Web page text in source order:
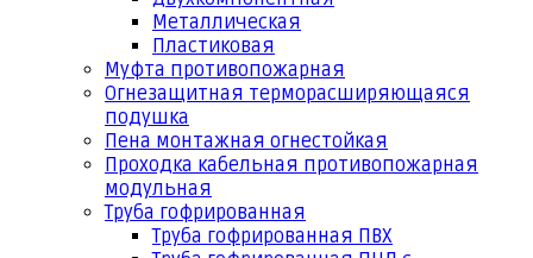
Металлическая
Пластиковая
Муфта противопожарная
Огнезащитная терморасширяющаяся
подушка
Пена монтажная огнестойкая
Проходка кабельная противопожарная
модульная
Труба гофрированная
Труба гофрированная ПВХ